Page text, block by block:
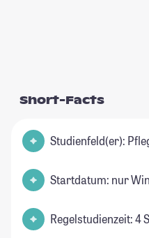
Short-Facts
Studienfeld(er):
Startdatum: nur
Regelstudienzeit: 4